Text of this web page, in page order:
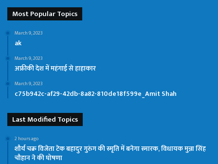
Most Popular Topics
March 9, 2023
ak
March 9, 2023
अफ्रीकी देश में महंगाई से हाहाकार
March 9, 2023
c75b942c-af29-42db-8a82-810de18f599e_Amit Shah
Last Modified Topics
2 hours ago
शौर्य चक्र विजेता टेक बहादुर गुरुंग की स्मृति में बनेगा स्मारक, विधायक मुन्ना सिंह
चौहान ने की घोषणा